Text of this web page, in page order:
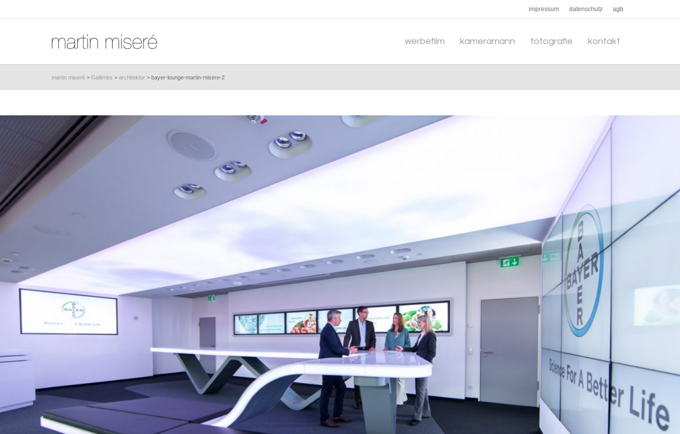
impressum datenschutz agb
werbefilm kameramann fotografie kontakt
martin miseré > Galleries > architektur > bayer-lounge-martin-misere-2